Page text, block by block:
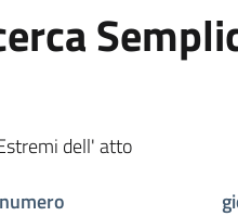
dell' atto
numero